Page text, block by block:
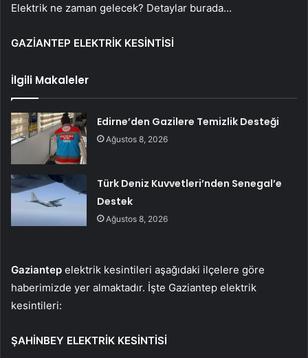
Elektrik ne zaman gelecek? Detaylar burada…
GAZİANTEP ELEKTRİK KESİNTİSİ
İlgili Makaleler
Edirne’den Gazilere Temizlik Desteği
Ağustos 8, 2026
Türk Deniz Kuvvetleri’nden Senegal’e
Destek
Ağustos 8, 2026
Gaziantep elektrik kesintileri aşağıdaki ilçelere göre
haberimizde yer almaktadır. İşte Gaziantep elektrik
kesintileri:
ŞAHİNBEY ELEKTRİK KESİNTİSİ